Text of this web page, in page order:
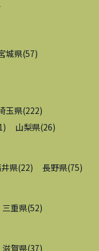
城県(57)
玉県(222)
) 山梨県(26)
県(22) 長野県(75)
三重県(52)
滋賀県(37)